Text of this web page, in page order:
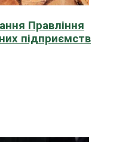
Правління
підприємств